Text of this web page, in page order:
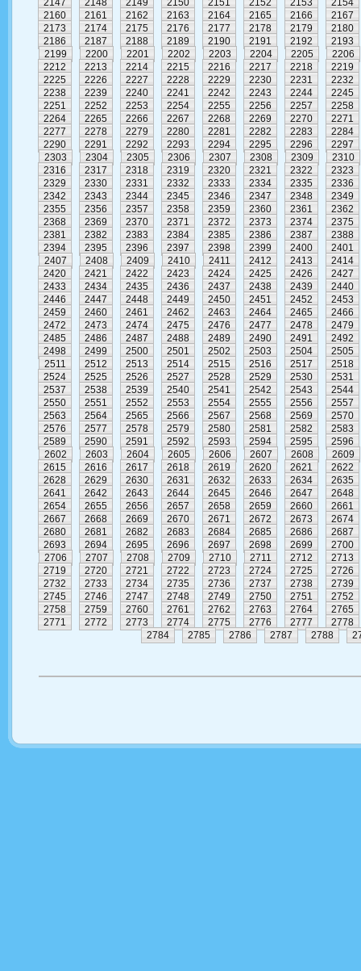
2147 2148 2149 2150 2151 2152 2153
2154
2160
2161 2162 2163 2164 2165 2166
2167
2173
2174 2175 2176 2177 2178 2179
2180
2186
2187 2188 2189 2190 2191 2192
2193
2199
2200 2201 2202 2203 2204 2205
2206
2212
2213 2214 2215 2216 2217 2218
2219
2225
2226 2227 2228 2229 2230 2231
2232
2238
2239 2240 2241 2242 2243 2244
2245
2251
2252 2253 2254 2255 2256 2257
2258
2264
2265 2266 2267 2268 2269 2270
2271
2277
2278 2279 2280 2281 2282 2283
2284
2290
2291 2292 2293 2294 2295 2296
2297
2303
2304 2305 2306 2307 2308 2309
2310
2316
2317 2318 2319 2320 2321 2322
2323
2329
2330 2331 2332 2333 2334 2335
2336
2342
2343 2344 2345 2346 2347 2348
2349
2355
2356 2357 2358 2359 2360 2361
2362
2368
2369 2370 2371 2372 2373 2374
2375
2381
2382 2383 2384 2385 2386 2387
2388
2394
2395 2396 2397 2398 2399 2400
2401
2407
2408 2409 2410 2411 2412 2413
2414
2420
2421 2422 2423 2424 2425 2426
2427
2433
2434 2435 2436 2437 2438 2439
2440
2446
2447 2448 2449 2450 2451 2452
2453
2459
2460 2461 2462 2463 2464 2465
2466
2472
2473 2474 2475 2476 2477 2478
2479
2485
2486 2487 2488 2489 2490 2491
2492
2498
2499 2500 2501 2502 2503 2504
2505
2511
2512 2513 2514 2515 2516 2517
2518
2524
2525 2526 2527 2528 2529 2530
2531
2537
2538 2539 2540 2541 2542 2543
2544
2550
2551 2552 2553 2554 2555 2556
2557
2563
2564 2565 2566 2567 2568 2569
2570
2576
2577 2578 2579 2580 2581 2582
2583
2589
2590 2591 2592 2593 2594 2595
2596
2602
2603 2604 2605 2606 2607 2608
2609
2615
2616 2617 2618 2619 2620 2621
2622
2628
2629 2630 2631 2632 2633 2634
2635
2641
2642 2643 2644 2645 2646 2647
2648
2654
2655 2656 2657 2658 2659 2660
2661
2667
2668 2669 2670 2671 2672 2673
2674
2680
2681 2682 2683 2684 2685 2686
2687
2693
2694 2695 2696 2697 2698 2699
2700
2706
2707 2708 2709 2710 2711 2712
2713
2719
2720 2721 2722 2723 2724 2725
2726
2732
2733 2734 2735 2736 2737 2738
2739
2745
2746 2747 2748 2749 2750 2751
2752
2758
2759 2760 2761 2762 2763 2764
2765
2771
2772 2773 2774 2775 2776 2777
2778
2784
2785 2786 2787 2788